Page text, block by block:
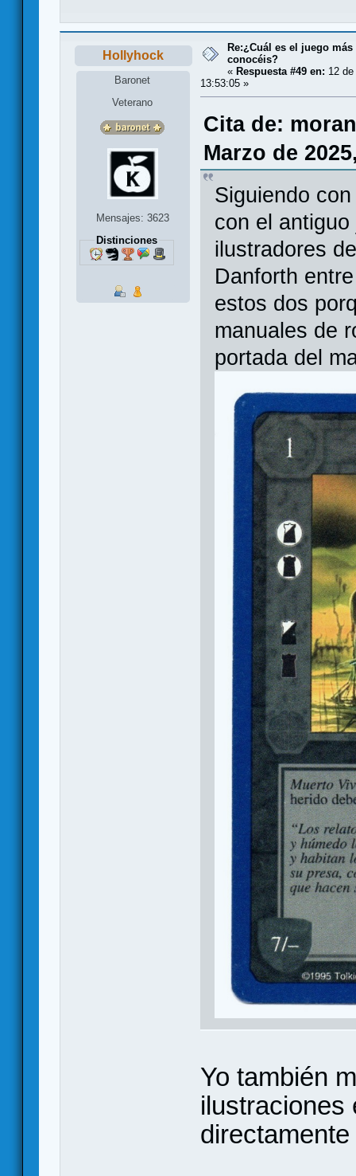
Hollyhock
Baronet
Veterano
Mensajes: 3623
Distinciones
Re:¿Cuál es el juego
conocéis?
« Respuesta #49 en: 12
13:53:05 »
Cita de:
Marzo de
Siguiendo
con el
ilustradores
Danforth
estos dos
manuales de
portada del
Yo también
ilustraciones